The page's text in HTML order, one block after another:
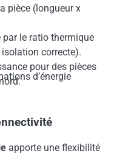
pièce (longueur x
le ratio thermique
correcte).
pour des pièces
d’énergie
apporte une flexibilité